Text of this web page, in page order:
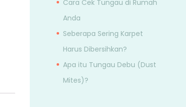
Cara Cek Tungau di Rumah
Anda
Seberapa Sering Karpet
Harus Dibersihkan?
Apa itu Tungau Debu (Dust
Mites)?